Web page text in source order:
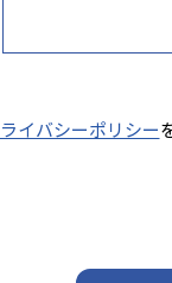
イバシーポリシー